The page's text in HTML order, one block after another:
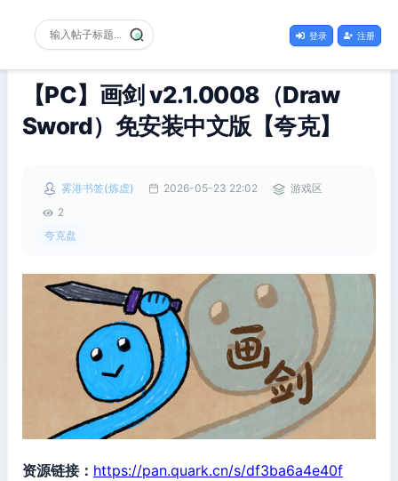
登录 注册
【PC】画剑 v2.1.0008（Draw
Sword）免安装中文版【夸克】
雾港书签(炼虚) 2026-05-23 22:02
游戏区
2
夸克盘
资源链接： https://pan.quark.cn/s/df3ba6a4e40f